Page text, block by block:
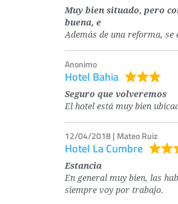
Muy bien situado, pero
buena, e
Además de una reforma, se
Anonimo
Hotel Bahia
Seguro que volveremos
El hotel está muy bien
12/04/2018 | Mateo Ruiz
Hotel La Cumbre
Estancia
En general muy bien, las
siempre voy por trabajo.